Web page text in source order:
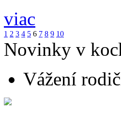
viac
1 2 3 4 5 6 7 8 9 10
Novinky v
Vážení